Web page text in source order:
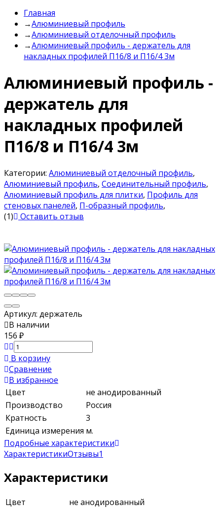
Главная
→Алюминиевый профиль
→Алюминиевый отделочный профиль
→Алюминиевый профиль - держатель для
накладных профилей П16/8 и П16/4 3м
Алюминиевый профиль -
держатель для
накладных профилей
П16/8 и П16/4 3м
Категории: Алюминиевый отделочный профиль,
Алюминиевый профиль, Соединительный профиль,
Алюминиевый профиль для плитки, Профиль для
стеновых панелей, П-образный профиль,
(1)
Оставить отзыв
Артикул: держатель
В наличии
156 ₽
В корзину
Сравнение
В избранное
Цвет
не анодированный
Производство
Россия
Кратность
3
Единица измерения м.
Подробные характеристики
ХарактеристикиОтзывы1
Характеристики
Цвет
не анодированный